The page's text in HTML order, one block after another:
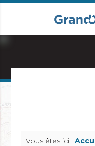
Vous êtes ici :